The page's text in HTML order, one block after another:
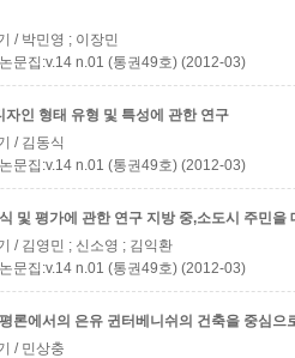
/ 박민영 ; 이장민
문집:v.14 n.01 (통권49호) (2012-03)
자인 형태 유형 및 특성에 관한 연구
/ 김동식
문집:v.14 n.01 (통권49호) (2012-03)
및 평가에 관한 연구 지방 중,소도시 주민을
/ 김영민 ; 신소영 ; 김익환
문집:v.14 n.01 (통권49호) (2012-03)
론에서의 은유 귄터베니쉬의 건축을 중심으
/ 민상충